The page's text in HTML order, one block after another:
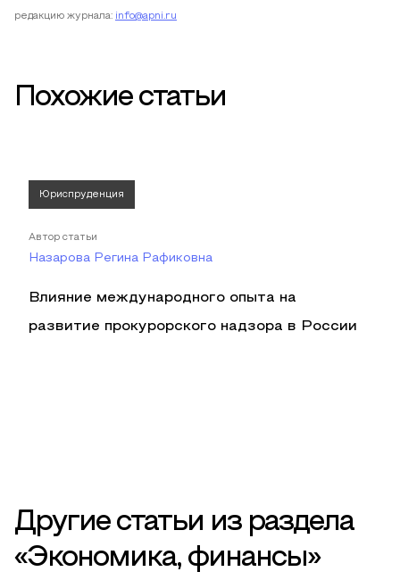
редакцию журнала: info@apni.ru
Похожие статьи
Юриспруденция
Автор статьи
Назарова Регина Рафиковна
Влияние международного опыта на
развитие прокурорского надзора в России
Другие статьи из раздела
«Экономика, финансы»